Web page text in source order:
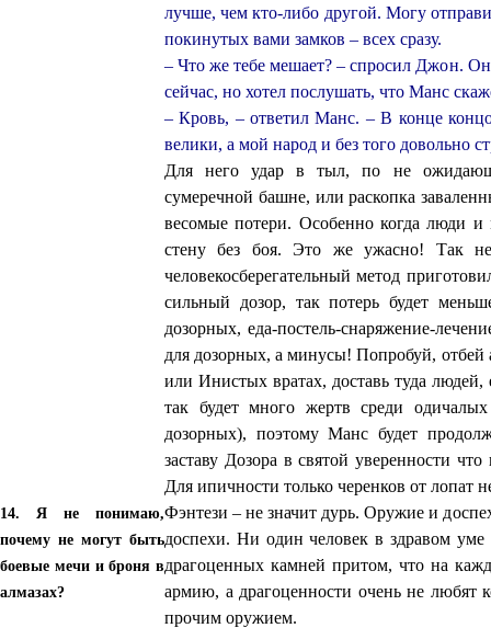
лучше, чем кто‑либо другой. Могу
покинутых вами замков – всех сразу.
– Что же тебе мешает? – спросил Джон.
сейчас, но хотел послушать, что Манс
– Кровь, – ответил Манс. – В конце
велики, а мой народ и без того довольно
Для него удар в тыл, по не
сумеречной башне, или раскопка
весомые потери. Особенно когда люди
стену без боя. Это же ужасно! Так
человекосберегательный метод
сильный дозор, так потерь будет
дозорных, еда-постель-снаряжение-
для дозорных, а минусы! Попробуй,
или Инистых вратах, доставь туда
так будет много жертв среди
дозорных), поэтому Манс будет
заставу Дозора в святой уверенности
Для ипичности только черенков от лопат
14. Я не понимаю,
почему не могут быть
боевые мечи и броня в
алмазах?
Фэнтези – не значит дурь. Оружие и
доспехи. Ни один человек в здравом уме
драгоценных камней притом, что на
армию, а драгоценности очень не любят
прочим оружием.